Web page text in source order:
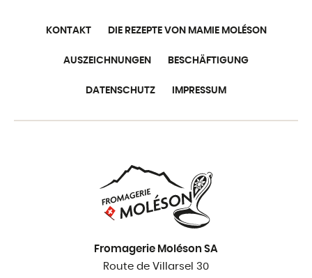
Fromagerie Moléson SA
Route de Villarsel 30
KONTAKT DIE REZEPTE VON MAMIE MOLÉSON
AUSZEICHNUNGEN BESCHÄFTIGUNG
DATENSCHUTZ IMPRESSUM